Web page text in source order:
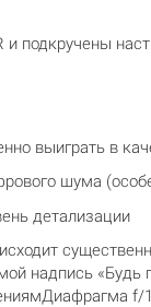
и подкручены
выиграть в
шума
детализации
надпись
f/